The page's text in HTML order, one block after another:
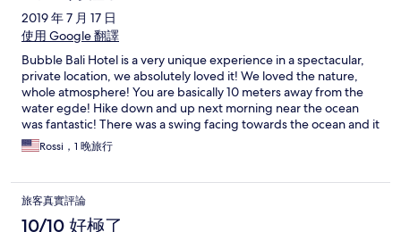
descent footwear as the way down is really hard and quite
steep! We will definitely recommend this place to our friends!
2019 年 7 月 17 日
使用 Google 翻譯
Bubble Bali Hotel is a very unique experience in a spectacular,
private location, we absolutely loved it! We loved the nature,
whole atmosphere! You are basically 10 meters away from the
water egde! Hike down and up next morning near the ocean
was fantastic! There was a swing facing towards the ocean and it
was so much fun for my girlfriend! Taking a shower in the jungle
is REEAALLY something haha! You can also be Jungle WC king
forget to order campfire as it really helps good to get rid of the
insects! Thanks guys! Will never forget this night!
Rossi，1 晚旅行
旅客真實評論
10/10 好極了